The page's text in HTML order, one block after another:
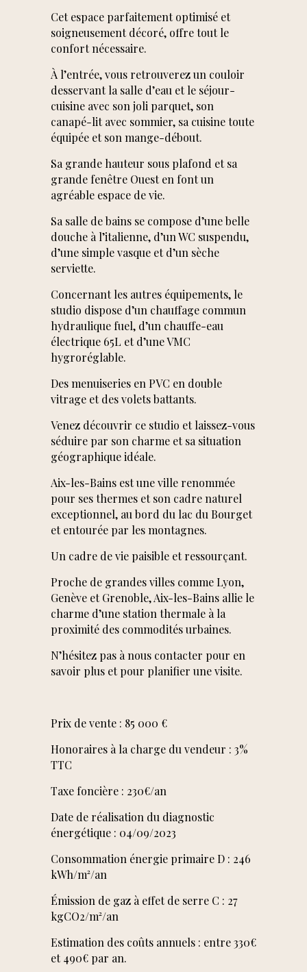
Cet espace parfaitement optimisé et
soigneusement décoré, offre tout le
confort nécessaire.
À l’entrée, vous retrouverez un couloir
desservant la salle d’eau et le séjour-
cuisine avec son joli parquet, son
canapé-lit avec sommier, sa cuisine toute
équipée et son mange-débout.
Sa grande hauteur sous plafond et sa
grande fenêtre Ouest en font un
agréable espace de vie.
Sa salle de bains se compose d’une belle
douche à l’italienne, d’un WC suspendu,
d’une simple vasque et d’un sèche
serviette.
Concernant les autres équipements, le
studio dispose d’un chauffage commun
hydraulique fuel, d’un chauffe-eau
électrique 65L et d’une VMC
hygroréglable.
Des menuiseries en PVC en double
vitrage et des volets battants.
Venez découvrir ce studio et laissez-vous
séduire par son charme et sa situation
géographique idéale.
Aix-les-Bains est une ville renommée
pour ses thermes et son cadre naturel
exceptionnel, au bord du lac du Bourget
et entourée par les montagnes.
Un cadre de vie paisible et ressourçant.
Proche de grandes villes comme Lyon,
Genève et Grenoble, Aix-les-Bains allie le
charme d’une station thermale à la
proximité des commodités urbaines.
N’hésitez pas à nous contacter pour en
savoir plus et pour planifier une visite.
Prix de vente : 85 000 €
Honoraires à la charge du vendeur : 3%
TTC
Taxe foncière : 230€/an
Date de réalisation du diagnostic
énergétique : 04/09/2023
Consommation énergie primaire D : 246
kWh/m²/an
Émission de gaz à effet de serre C : 27
kgCO2/m²/an
Estimation des coûts annuels : entre 330€
et 490€ par an.
su parfaitement
cerner nos envies et
nos goûts. C'était
pourtant difficile de
se projeter au début.
On ne regrette pas
de leur avoir fait
confiance. Merci
encore !
ALICE SABATIER
Septembre 2023
★★★★★ —
Habitant la
Bourgogne j'ai mis
mon appartement (à
Aix-les-Bains) en
vente via "Belles
Surfaces". En 4 mois
comme je le
souhaitais. Mr
LIEGEL s'est occupé
de tout avec
professionnalisme
et gentillesse. Je n'ai
que des
compliments et des
remerciements à
formuler.
A. LE BRIS
Février 2025